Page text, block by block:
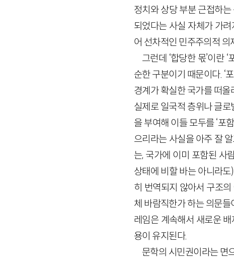
정치와 상당 부분 근접하
되었다는 사실 자체가 가
어 선차적인 민주주의적 의
그런데 ‘합당한 몫’이란
순한 구분이기 때문이다. ‘
경계가 확실한 국가를 떠
실제로 일국적 층위나 글
을 부여해 이들 모두를 ‘포
으리라는 사실을 아주 잘
는, 국가에 이미 포함된 사
상태에 비할 바는 아니라도
히 번역되지 않아서 구조의
체 바람직한가 하는 의문
레임은 계속해서 새로운
용이 유지된다.
문학의 시민권이라는 면